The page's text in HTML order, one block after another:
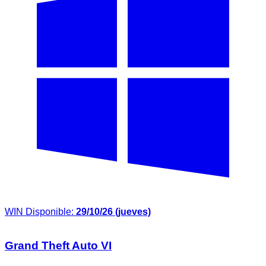
WIN Disponible: 29/10/26 (jueves)
Grand Theft Auto VI